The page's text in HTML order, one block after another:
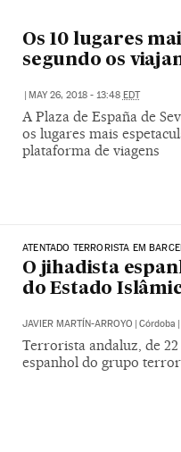
Os 10 lugares
segundo os
| MAY 26, 2018 - 13:48 EDT
A Plaza de España de
os lugares mais
plataforma de viagens
ATENTADO TERRORISTA EM
O jihadista
do Estado
JAVIER MARTÍN-ARROYO Córdoba
Terrorista andaluz, de
espanhol do grupo